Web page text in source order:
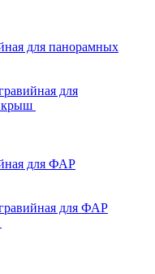
для панорамных
для
крыш
для ФАР
для ФАР